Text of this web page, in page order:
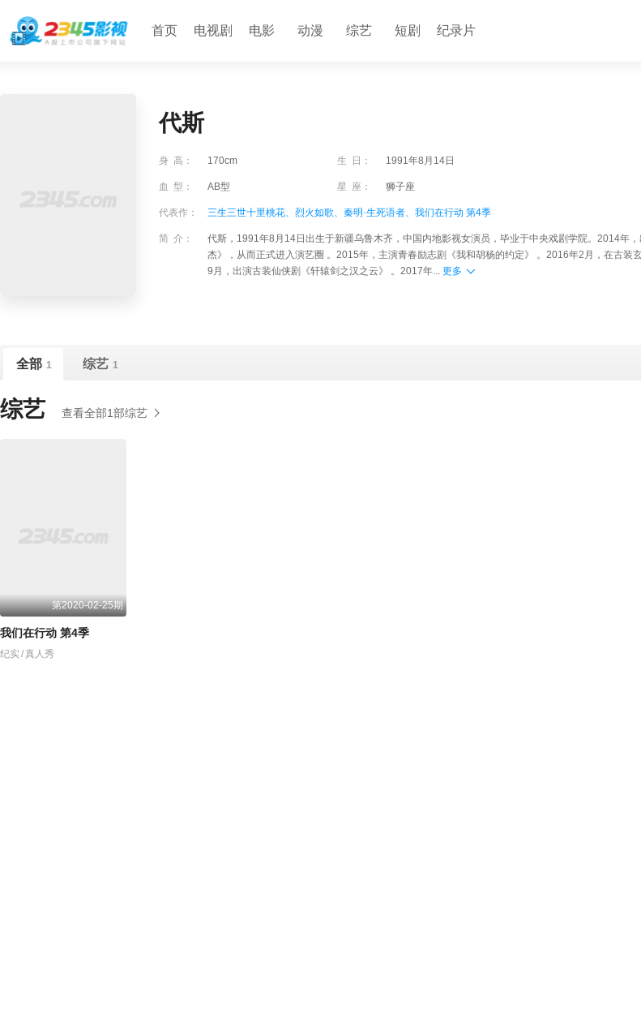
首页 电视剧 电影 动漫 综艺 短剧 纪录片
代斯
身 高： 170cm 生 日： 1991年8月14日
血 型： AB型 星 座： 狮子座
代表作： 三生三世十里桃花、 烈火如歌、 秦明·生死语者、 我们在行动 第4季
简 介：
代斯，1991年8月14日出生于新疆乌鲁木齐，中国内地影视女演员，毕业于中央戏剧学院。2014年
杰》，从而正式进入演艺圈 。2015年，主演青春励志剧《我和胡杨的约定》 。2016年2月，在古装
9月，出演古装仙侠剧《轩辕剑之汉之云》 。2017年... 更多
全部 1 综艺 1
综艺 查看全部1部综艺
第2020-02-25期
我们在行动 第4季
纪实/真人秀